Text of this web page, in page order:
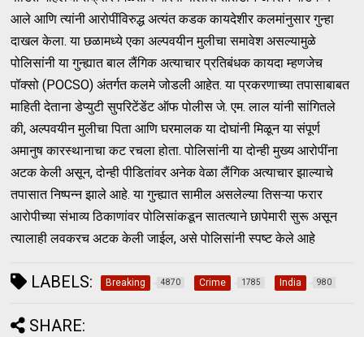
आले आणि त्यांनी आरोपींविरुद्ध अत्यंत कडक कायदेशीर कलमांनुसार गुन्हा
दाखल केला. या छळामध्ये एका अल्पवयीन मुलीचा समावेश असल्यामुळे
पोलिसांनी या गुन्ह्यात बाल लैंगिक अत्याचार प्रतिबंधक कायदा म्हणजेच
पॉक्सो (POCSO) अंतर्गत कलमे जोडली आहेत. या प्रकरणाच्या तपासाबाबत
माहिती देताना डेप्युटी सुपरिटेंडेंट ऑफ पोलीस जे. एम. लाल यांनी सांगितले
की, अल्पवयीन मुलीचा पिता आणि घरमालक या दोघांनी मिळून या संपूर्ण
अमानुष कारस्थानाचा कट रचला होता. पोलिसांनी या दोन्ही मुख्य आरोपींना
अटक केली असून, दोन्ही पीडितांवर अनेक वेळा लैंगिक अत्याचार झाल्याचे
तपासात निष्पन्न झाले आहे. या गुन्ह्यात सामील असलेल्या तिसऱ्या फरार
आरोपीच्या संभाव्य ठिकाणांवर पोलिसांकडून सातत्याने छापेमारी सुरू असून
त्यालाही लवकरच अटक केली जाईल, असे पोलिसांनी स्पष्ट केले आहे
LABELS: Breaking 4870 Crime 1785 India 980
SHARE: